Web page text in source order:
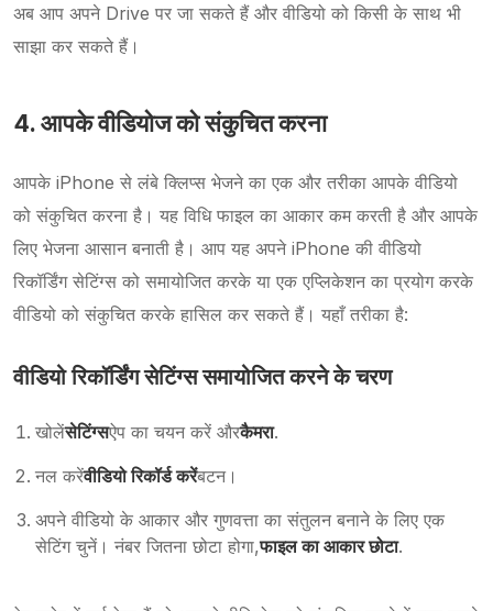
अब आप अपने Drive पर जा सकते हैं और वीडियो को किसी के साथ भी
साझा कर सकते हैं।
4. आपके वीडियोज को संकुचित करना
आपके iPhone से लंबे क्लिप्स भेजने का एक और तरीका आपके वीडियो
को संकुचित करना है। यह विधि फाइल का आकार कम करती है और आपके
लिए भेजना आसान बनाती है। आप यह अपने iPhone की वीडियो
रिकॉर्डिंग सेटिंग्स को समायोजित करके या एक एप्लिकेशन का प्रयोग करके
वीडियो को संकुचित करके हासिल कर सकते हैं। यहाँ तरीका है:
वीडियो रिकॉर्डिंग सेटिंग्स समायोजित करने के चरण
खोलेंसेटिंग्सऐप का चयन करें औरकैमरा.
नल करेंवीडियो रिकॉर्ड करेंबटन।
अपने वीडियो के आकार और गुणवत्ता का संतुलन बनाने के लिए एक
सेटिंग चुनें। नंबर जितना छोटा होगा,फाइल का आकार छोटा.